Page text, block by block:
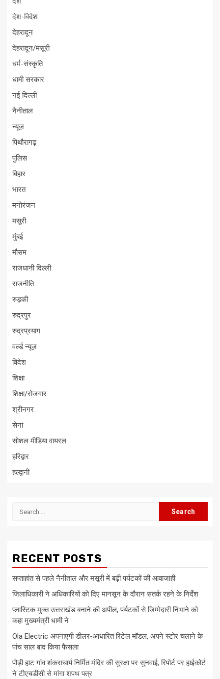
देश-विदेश
देहरादून
देहरादून/मसूरी
धर्म-संस्कृति
धामी सरकार
नई दिल्ली
नैनीताल
न्यूज़
पिथौरागढ़
पुलिस
बिहार
भारत
मनोरंजन
मसूरी
मुंबई
मौसम
राजधानी दिल्ली
राजनीति
रुड़की
रुद्रपुर
रुद्रप्रयाग
वर्ल्ड न्यूज़
विदेश
शिक्षा
शिक्षा/रोजगार
श्रीनगर
सेना
सोशल मीडिया वायरल
हरिद्वार
हल्द्वानी
Search
RECENT POSTS
सप्ताहांत से पहले नैनीताल और मसूरी में बढ़ी पर्यटकों की आवाजाही
जिलाधिकारी ने अधिकारियों को दिए मानसून के दौरान सतर्क रहने के निर्देश
प्लास्टिक मुक्त उत्तराखंड बनाने की अपील, पर्यटकों से जिम्मेदारी निभाने को
कहा मुख्यमंत्री धामी ने
Ola Electric अपनाएगी डीलर-आधारित रिटेल मॉडल, अपने स्टोर चलाने के
पांच साल बाद किया फैसला
पौड़ी हाट गांव शंकराचार्य निर्मित मंदिर की सुरक्षा पर सुनवाई, रिपोर्ट पर हाईकोर्ट
ने टीएचडीसी से मांगा शपथ पत्र